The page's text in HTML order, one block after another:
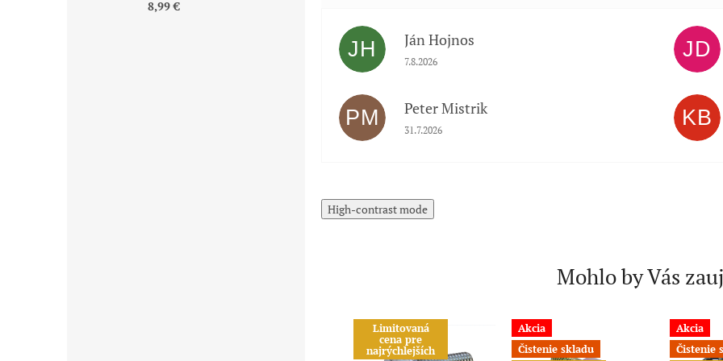
8,99 €
JH Ján Hojnos
Hodnotenie obchodu je 5 z 5 hviezdičiek.
7.8.2026
JD
PM Peter Mistrik
Hodnotenie obchodu je 5 z 5 hviezdičiek.
31.7.2026
KB
High-contrast mode
Mohlo by Vás
Limitovaná
cena pre
najrýchlejších
Akcia
Čistenie skladu
Akcia
Čistenie